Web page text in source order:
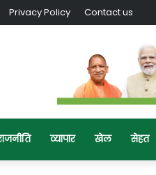
Privacy Policy Contact us
व्यापार खेल सेहत